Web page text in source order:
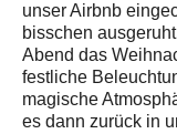
unser Airbnb
bisschen
Abend das
festliche
magische
es dann zurück in